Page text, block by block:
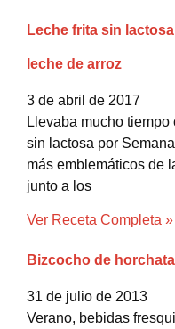
Leche frita sin
leche de arroz
3 de abril de 2017
Llevaba mucho
sin lactosa por
más emblemáticos de
junto a los
Ver Receta Completa »
Bizcocho de
31 de julio de 2013
Verano, bebidas